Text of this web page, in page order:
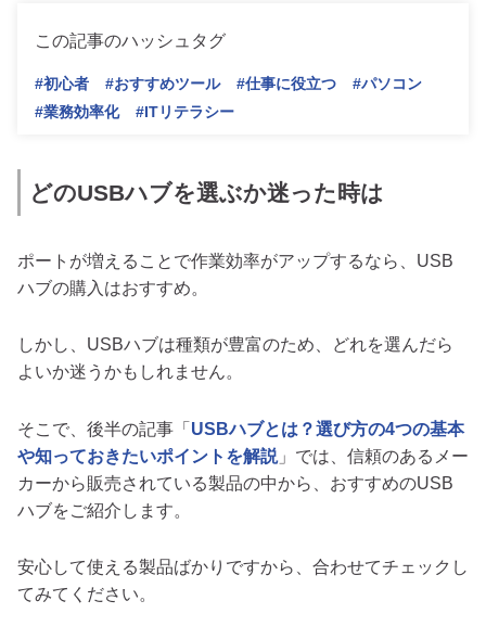
この記事のハッシュタグ
#初心者 #おすすめツール #仕事に役立つ
#パソコン
#業務効率化
#ITリテラシー
どのUSBハブを選ぶか迷った時は
ポートが増えることで作業効率がアップするなら、USB
ハブの購入はおすすめ。
しかし、USBハブは種類が豊富のため、どれを選んだら
よいか迷うかもしれません。
そこで、後半の記事「 USBハブとは？選び方の4つの基本
や知っておきたいポイントを解説」では、信頼のあるメー
カーから販売されている製品の中から、おすすめのUSB
ハブをご紹介します。
安心して使える製品ばかりですから、合わせてチェックし
てみてください。